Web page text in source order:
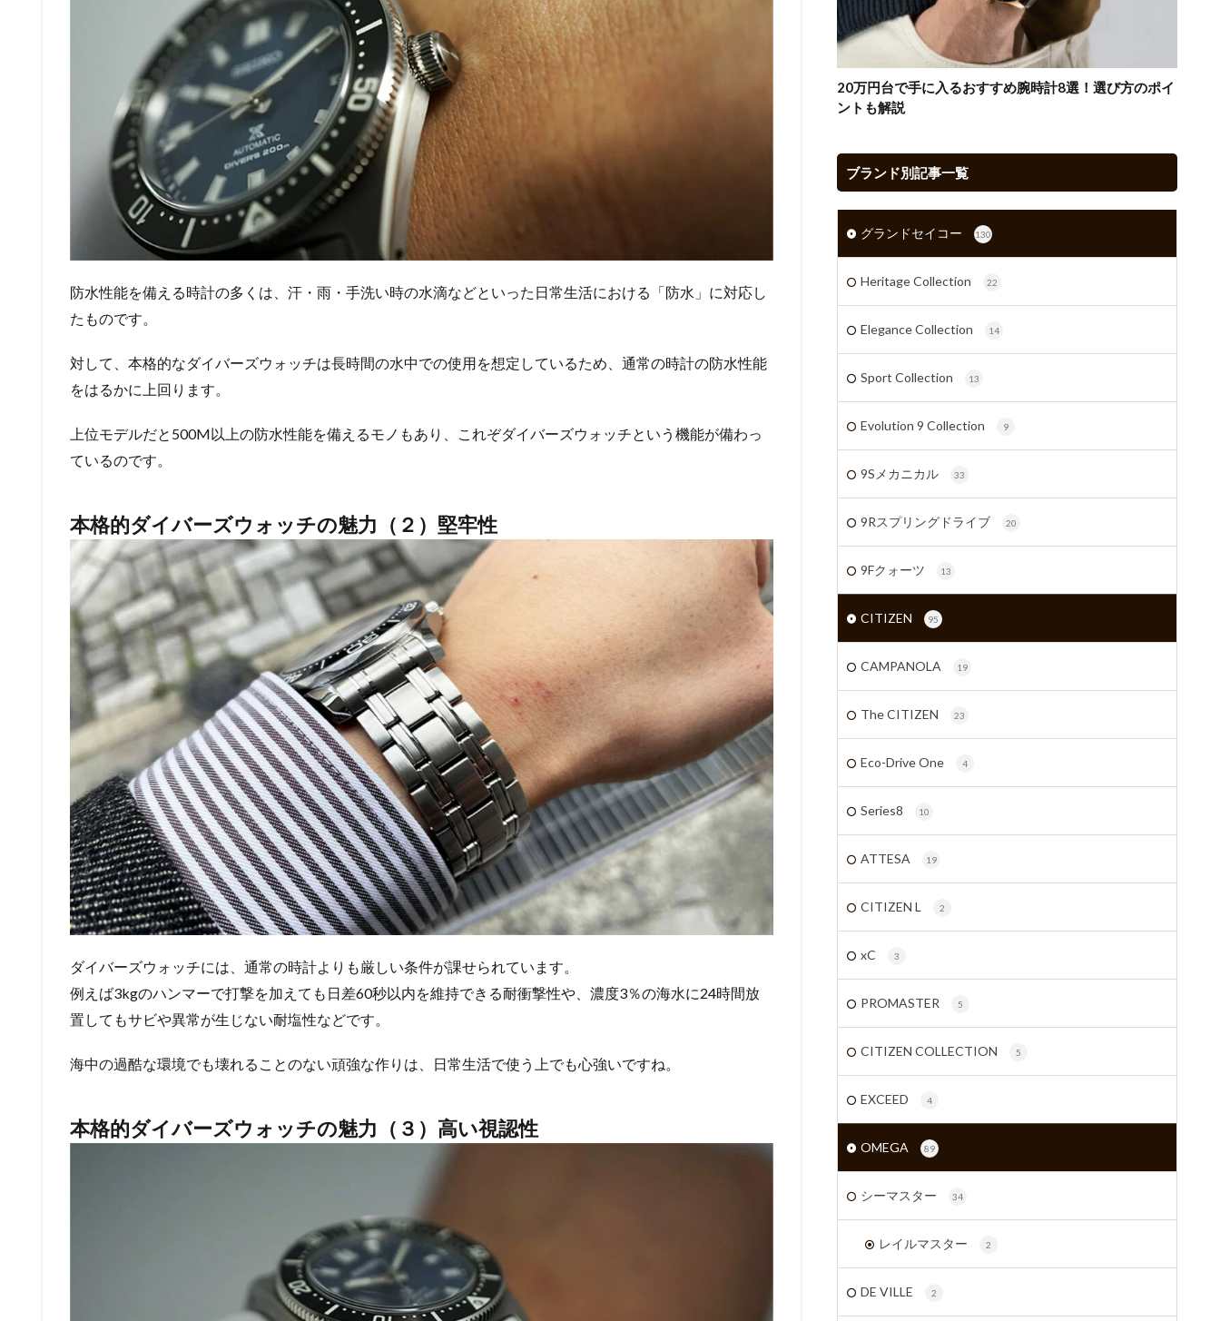
防水性能を備える時計の多くは、汗・雨・手洗い時の水滴などといった日常生活における「防水」に対応し
たものです。
対して、本格的なダイバーズウォッチは長時間の水中での使用を想定しているため、通常の時計の防水性能
をはるかに上回ります。
上位モデルだと500M以上の防水性能を備えるモノもあり、これぞダイバーズウォッチという機能が備わっ
ているのです。
本格的ダイバーズウォッチの魅力（２）堅牢性
ダイバーズウォッチには、通常の時計よりも厳しい条件が課せられています。
例えば3kgのハンマーで打撃を加えても日差60秒以内を維持できる耐衝撃性や、濃度3％の海水に24時間放
置してもサビや異常が生じない耐塩性などです。
海中の過酷な環境でも壊れることのない頑強な作りは、日常生活で使う上でも心強いですね。
本格的ダイバーズウォッチの魅力（３）高い視認性
20万円台で手に入るおすすめ腕時計8選！選び方のポイ
ントも解説
ブランド別記事一覧
グランドセイコー 130
Heritage Collection 22
Elegance Collection 14
Sport Collection 13
Evolution 9 Collection 9
9Sメカニカル 33
9Rスプリングドライブ 20
9Fクォーツ 13
CITIZEN 95
CAMPANOLA 19
The CITIZEN 23
Eco-Drive One 4
Series8 10
ATTESA 19
CITIZEN L 2
xC 3
PROMASTER 5
CITIZEN COLLECTION 5
EXCEED 4
OMEGA 89
シーマスター 34
レイルマスター 2
DE VILLE 2